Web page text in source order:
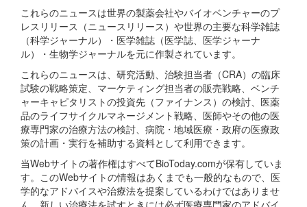
これらのニュースは世界の製薬会社やバイオベンチャーのプ
レスリリース（ニュースリリース）や世界の主要な科学雑誌
（科学ジャーナル）・医学雑誌（医学誌、医学ジャーナ
ル）・生物学ジャーナルを元に作製されています。
これらのニュースは、研究活動、治験担当者（CRA）の臨床
試験の戦略策定、マーケティング担当者の販売戦略、ベンチ
ャーキャピタリストの投資先（ファイナンス）の検討、医薬
品のライフサイクルマネージメント戦略、医師やその他の医
療専門家の治療方法の検討、病院・地域医療・政府の医療政
策の計画・実行を補助する資料として利用できます。
当Webサイトの著作権はすべてBioToday.comが保有していま
す。このWebサイトの情報はあくまでも一般的なもので、医
学的なアドバイスや治療法を提案しているわけではありませ